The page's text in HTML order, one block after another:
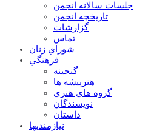
جلسات سالانه انجمن
تاریخچه انجمن
گزارشات
تماس
شوراي زنان
فرهنگي
گنجينه
هنرپيشه ها
گروه هاي هنري
نويسندگان
داستان
نيازمنديها